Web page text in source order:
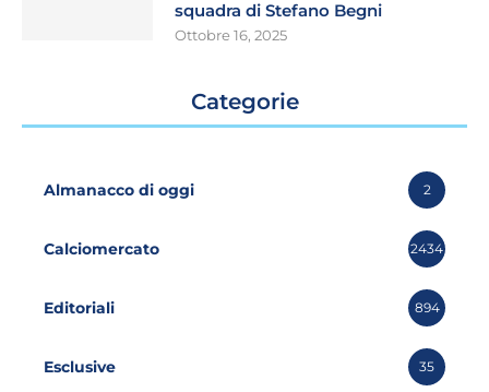
squadra di Stefano Begni
Ottobre 16, 2025
Categorie
Almanacco di oggi 2
Calciomercato 2434
Editoriali 894
Esclusive 35